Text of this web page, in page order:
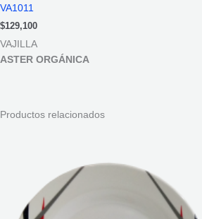
VA1011
$129,100
VAJILLA
ASTER ORGÁNICA
Productos relacionados